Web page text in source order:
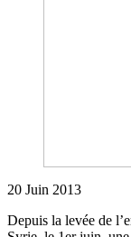
20 Juin 2013
Depuis la levée de